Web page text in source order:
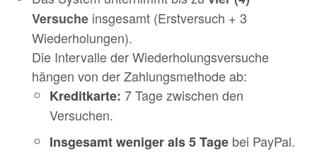
Versuche insgesamt (Erstversuch + 3
Wiederholungen).
Die Intervalle der Wiederholungsversuche
hängen von der Zahlungsmethode ab:
Kreditkarte: 7 Tage zwischen den
Versuchen.
Insgesamt weniger als 5 Tage bei PayPal.